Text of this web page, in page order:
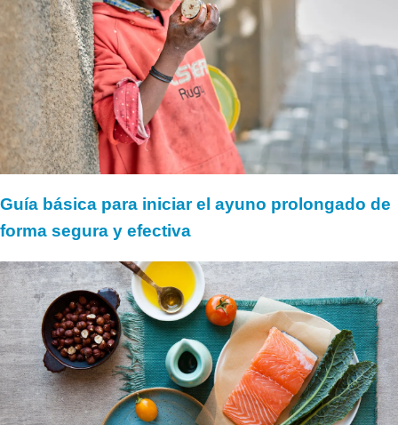
Guía básica para iniciar el ayuno prolongado de
forma segura y efectiva